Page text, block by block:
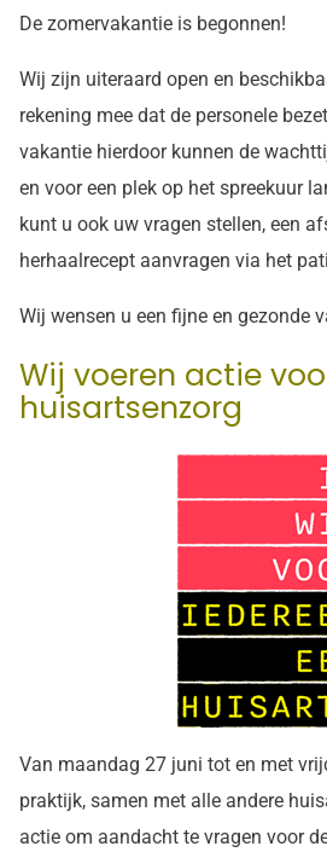
De zomervakantie is begonnen!
Wij zijn uiteraard open en
rekening mee dat de personele
vakantie hierdoor kunnen de
en voor een plek op het spreekuur
kunt u ook uw vragen stellen, een
herhaalrecept aanvragen via het
Wij wensen u een fijne en gezonde
Wij voeren actie
huisartsenzorg
Van maandag 27 juni tot en met
praktijk, samen met alle andere
actie om aandacht te vragen voor